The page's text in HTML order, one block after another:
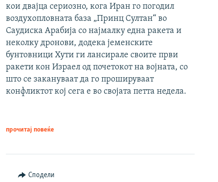
кои двајца сериозно, кога Иран го погодил
воздухопловната база „Принц Султан“ во
Саудиска Арабија со најмалку една ракета и
неколку дронови, додека јеменските
бунтовници Хути ги лансирале своите први
ракети кон Израел од почетокот на војната, со
што се закануваат да го прошируваат
конфликтот кој сега е во својата петта недела.
прочитај повеќе
Сподели